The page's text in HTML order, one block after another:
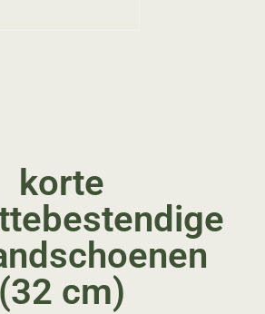
korte
(32 cm)